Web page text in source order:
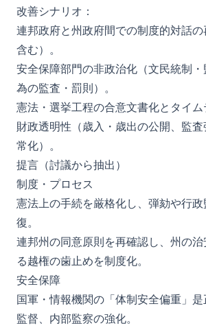
改善シナリオ：
連邦政府と州政府間での制度的対話
含む）。
安全保障部門の非政治化（文民統制
為の監査・罰則）。
憲法・選挙工程の合意文書化とタイム
財政透明性（歳入・歳出の公開、監
常化）。
提言（討議から抽出）
制度・プロセス
憲法上の手続を厳格化し、弾劾や行
復。
連邦州の同意原則を再確認し、州の
る越権の歯止めを制度化。
安全保障
国軍・情報機関の「体制安全偏重」
監督、内部監察の強化。